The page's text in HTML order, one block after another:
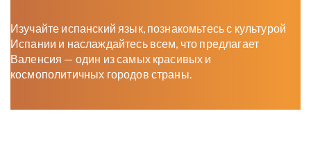
Изучайте испанский язык, познакомьтесь с культурой
Испании и наслаждайтесь всем, что предлагает
Валенсия — один из самых красивых и
космополитичных городов страны.